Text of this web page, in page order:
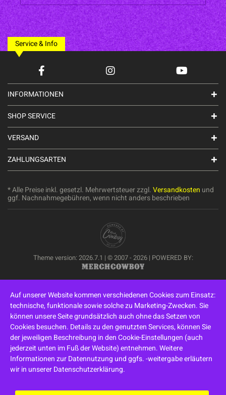
Service & Info
INFORMATIONEN
SHOP SERVICE
VERSAND
ZAHLUNGSARTEN
* Alle Preise inkl. gesetzl. Mehrwertsteuer zzgl.Versandkosten und
ggf. Nachnahmegebühren, wenn nicht anders beschrieben
Theme version: 2026.7.1 | © 2007 - 2026 | POWERED BY:
Auf unserer Website kommen verschiedenen Cookies zum Einsatz:
technische, funktionale sowie solche zu Marketing-Zwecken. Sie
können unsere Seite grundsätzlich auch ohne das Setzen von
Cookies besuchen. Details zu den genutzten Services, können Sie
der jeweiligen Beschreibung in den Cookie-Einstellungen (auch
jederzeit unten im Fuß der Website) entnehmen. Weitere
Informationen zur Datennutzung und ggfs. -weitergabe erläutern
wir in unserer Datenschutzerklärung.